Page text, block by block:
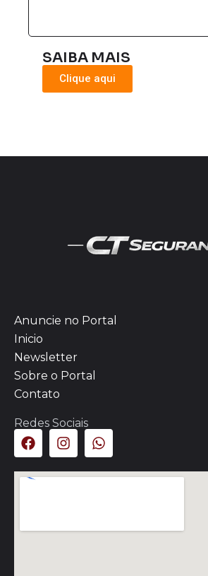
SAIBA MAIS
Clique aqui
Anuncie no Portal
Inicio
Newsletter
Sobre o Portal
Contato
Redes Sociais